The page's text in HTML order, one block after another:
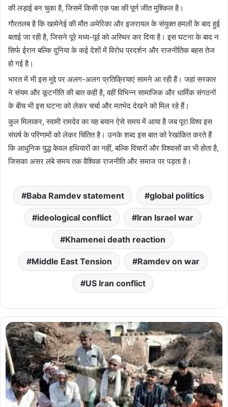
की लड़ाई बन चुका है, जिसमें किसी एक पक्ष की पूर्ण जीत मुश्किल है।
गौरतलब है कि खामेनेई की मौत अमेरिका और इजरायल के संयुक्त हमलों के बाद हुई
बताई जा रही है, जिसने पूरे मध्य-पूर्व को अस्थिर कर दिया है। इस घटना के बाद न
सिर्फ ईरान बल्कि दुनिया के कई देशों में विरोध प्रदर्शन और राजनीतिक बहस तेज
हो गई है।
भारत में भी इस मुद्दे पर अलग-अलग प्रतिक्रियाएं सामने आ रही हैं। जहां सरकार
ने संयम और कूटनीति की बात कही है, वहीं विभिन्न सामाजिक और धार्मिक संगठनों
के बीच भी इस घटना को लेकर चर्चा और मतभेद देखने को मिल रहे हैं।
कुल मिलाकर, स्वामी रामदेव का यह बयान ऐसे समय में आया है जब पूरा विश्व इस
संघर्ष के परिणामों को लेकर चिंतित है। उनके शब्द इस बात को रेखांकित करते हैं
कि आधुनिक युद्ध केवल हथियारों का नहीं, बल्कि विचारों और विश्वासों का भी होता है,
जिसका असर लंबे समय तक वैश्विक राजनीति और समाज पर पड़ता है।
Baba Ramdev statement global politics
ideological conflict Iran Israel war
Khamenei death reaction
Middle East Tension Ramdev on war
US Iran conflict